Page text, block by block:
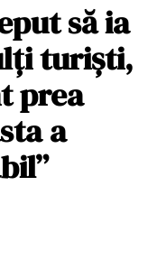
să ia
turiști,
prea
a